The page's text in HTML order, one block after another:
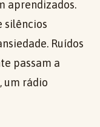
aprendizados.
silêncios
Ruídos
passam a
um rádio